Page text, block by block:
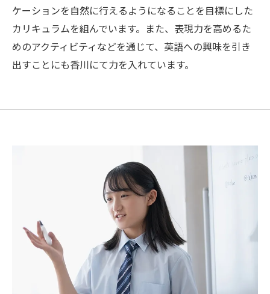
ケーションを自然に行えるようになることを目標にした
カリキュラムを組んでいます。また、表現力を高めるた
めのアクティビティなどを通じて、英語への興味を引き
出すことにも香川にて力を入れています。